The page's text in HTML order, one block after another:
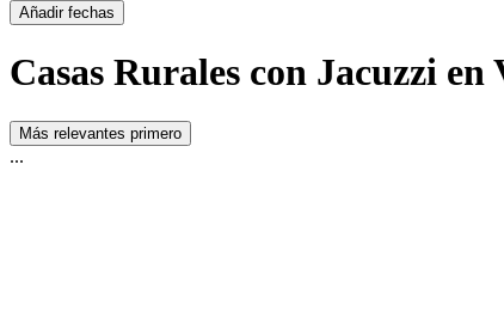
Añadir fechas
Casas Rurales con Jacuzzi en
Más relevantes primero
...